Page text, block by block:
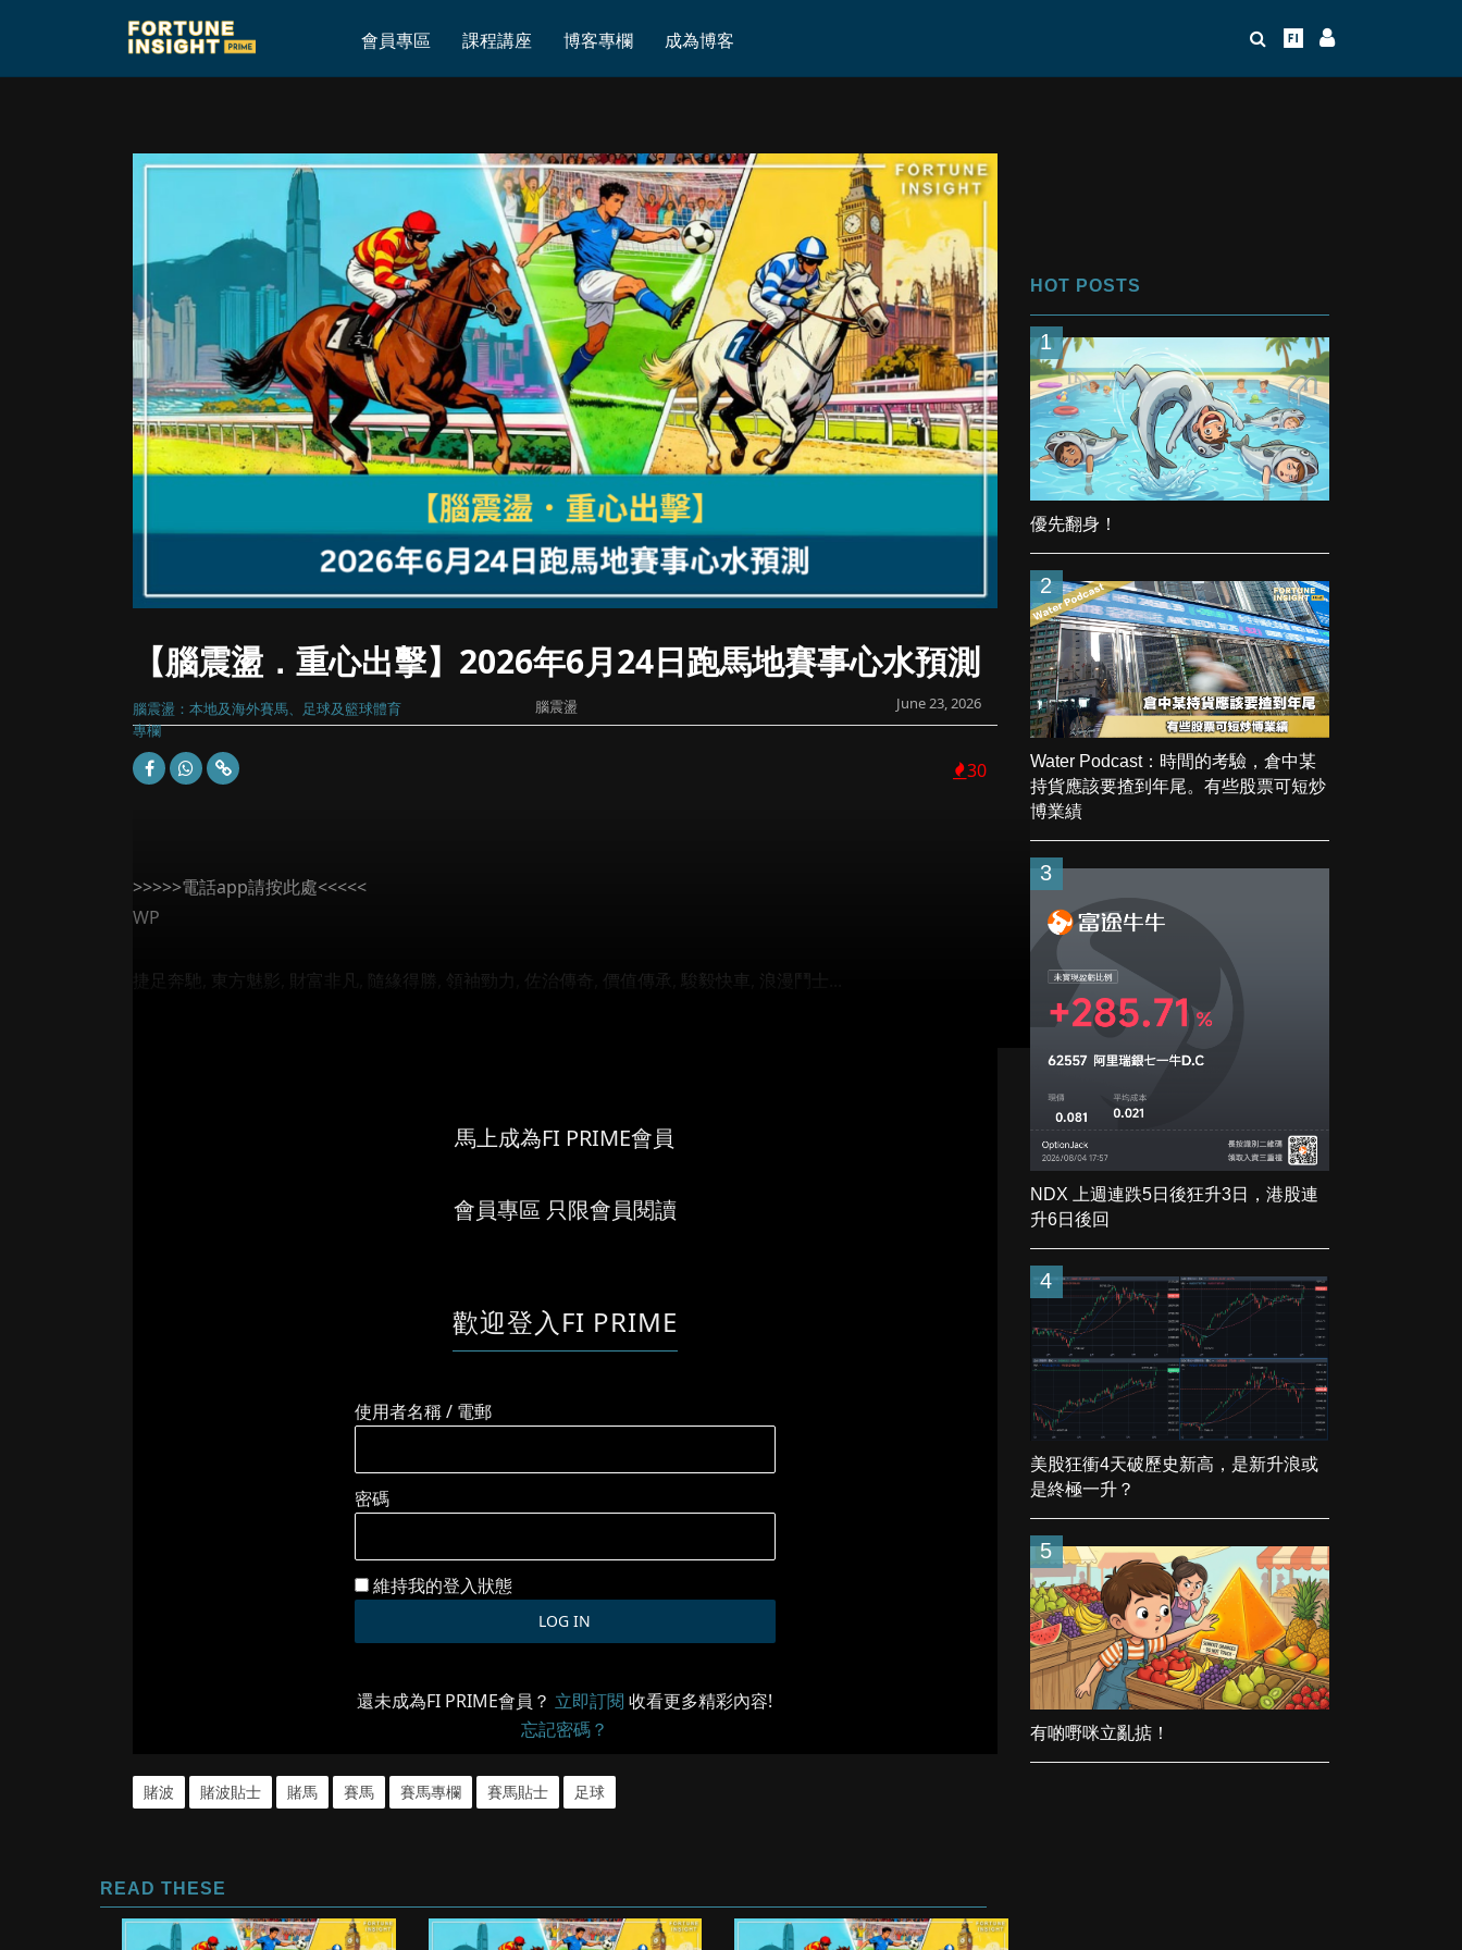
會員專區 課程講座 博客專欄 成為博客
【腦震盪．重心出擊】2026年6月24日跑馬地賽事心水預測
【腦震盪．重心出擊】2026年6月24日跑馬地賽事心水預測
腦震盪：本地及海外賽馬、足球及籃球體育
專欄
腦震盪 June 23, 2026
30
>>>>>電話app請按此處<<<<<
WP
捷足奔馳, 東方魅影, 財富非凡, 隨緣得勝, 領袖勁力, 佐治傳奇, 價值傳承, 駿毅快車, 浪漫鬥士...
馬上成為FI PRIME會員
會員專區 只限會員閱讀
歡迎登入FI PRIME
使用者名稱 / 電郵
密碼
維持我的登入狀態
還未成為FI PRIME會員？ 立即訂閱 收看更多精彩內容!
忘記密碼？
賭波 賭波貼士 賭馬 賽馬 賽馬專欄 賽馬貼士 足球
READ THESE
HOT POSTS
1
優先翻身！
2
Water Podcast：時間的考驗，倉中某
持貨應該要揸到年尾。有些股票可短炒
博業績
3
NDX 上週連跌5日後狂升3日，港股連
升6日後回
4
美股狂衝4天破歷史新高，是新升浪或
是終極一升？
5
有啲嘢咪立亂掂！